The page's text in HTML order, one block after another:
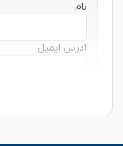
نام
آدرس ایمیل